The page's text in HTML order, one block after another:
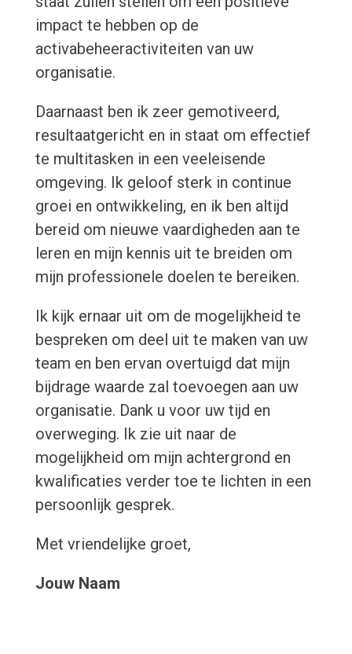
impact te hebben op de
activabeheeractiviteiten van uw
organisatie.
Daarnaast ben ik zeer gemotiveerd,
resultaatgericht en in staat om effectief
te multitasken in een veeleisende
omgeving. Ik geloof sterk in continue
groei en ontwikkeling, en ik ben altijd
bereid om nieuwe vaardigheden aan te
leren en mijn kennis uit te breiden om
mijn professionele doelen te bereiken.
Ik kijk ernaar uit om de mogelijkheid te
bespreken om deel uit te maken van uw
team en ben ervan overtuigd dat mijn
bijdrage waarde zal toevoegen aan uw
organisatie. Dank u voor uw tijd en
overweging. Ik zie uit naar de
mogelijkheid om mijn achtergrond en
kwalificaties verder toe te lichten in een
persoonlijk gesprek.
Met vriendelijke groet,
Jouw Naam